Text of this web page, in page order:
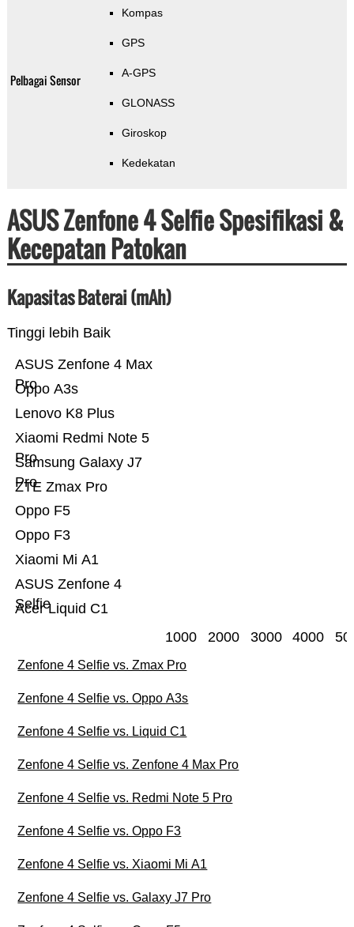
Pelbagai Sensor
Kompas
GPS
A-GPS
GLONASS
Giroskop
Kedekatan
ASUS Zenfone 4 Selfie Spesifikasi &
Kecepatan Patokan
Kapasitas Baterai (mAh)
Tinggi lebih Baik
Acer Liquid C1
ASUS Zenfone 4
Selfie
Xiaomi Mi A1
Oppo F3
Oppo F5
ZTE Zmax Pro
Samsung Galaxy J7
Pro
Xiaomi Redmi Note 5
Pro
Lenovo K8 Plus
Oppo A3s
ASUS Zenfone 4 Max
Pro
1000 2000 3000 4000
Zenfone 4 Selfie vs. Zmax Pro
Zenfone 4 Selfie vs. Oppo A3s
Zenfone 4 Selfie vs. Liquid C1
Zenfone 4 Selfie vs. Zenfone 4 Max Pro
Zenfone 4 Selfie vs. Redmi Note 5 Pro
Zenfone 4 Selfie vs. Oppo F3
Zenfone 4 Selfie vs. Xiaomi Mi A1
Zenfone 4 Selfie vs. Galaxy J7 Pro